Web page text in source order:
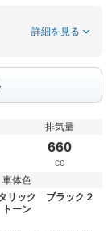
詳細を見る
排気量
660
cc
車体色
リック ブラック２
トーン